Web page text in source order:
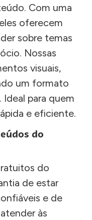
Com uma
oferecem
sobre temas
Nossas
visuais,
um formato
para quem
e eficiente.
do
do
de estar
e de
às